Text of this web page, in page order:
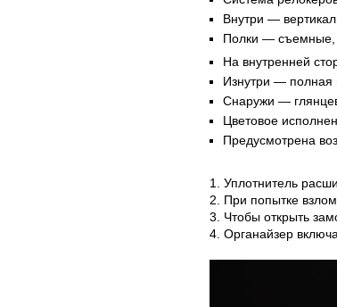
Внутри —
Полки — съемные,
На внутренней
Изнутри — полная
Снаружи —
Цветовое
Предусмотрена
1. Уплотнитель
2. При попытке
3. Чтобы открыть
4. Органайзер